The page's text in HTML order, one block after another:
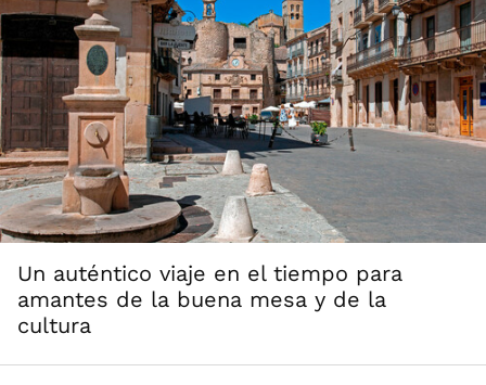
Un auténtico viaje en el tiempo para
amantes de la buena mesa y de la
cultura